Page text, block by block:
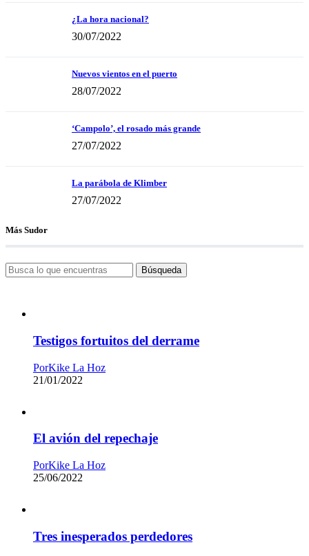
¿La hora nacional?
30/07/2022
Nuevos vientos en el puerto
28/07/2022
‘Campolo’, el rosado más grande
27/07/2022
La parábola de Klimber
27/07/2022
Más Sudor
Búsqueda
Testigos fortuitos del derrame
PorKike La Hoz
21/01/2022
El avión del repechaje
PorKike La Hoz
25/06/2022
Tres inesperados perdedores